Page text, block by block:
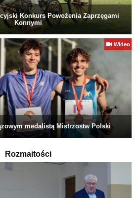
Konkurs Powożenia Zaprzęgami
Konnymi
Wideo
medalistą Mistrzostw Polski
Rozmaitości